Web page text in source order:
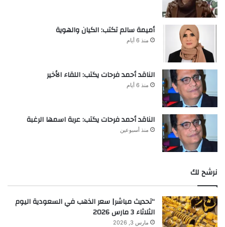
أميمة سالم تكتب: الكيان والهوية
منذ 6 أيام
الناقد أحمد فرحات يكتب: اللقاء الأخير
منذ 6 أيام
الناقد أحمد فرحات يكتب: عربة اسمها الرغبة
منذ أسبوعين
نرشح لك
“تحديث مباشر| سعر الذهب في السعودية اليوم
الثلاثاء 3 مارس 2026
مارس 3, 2026